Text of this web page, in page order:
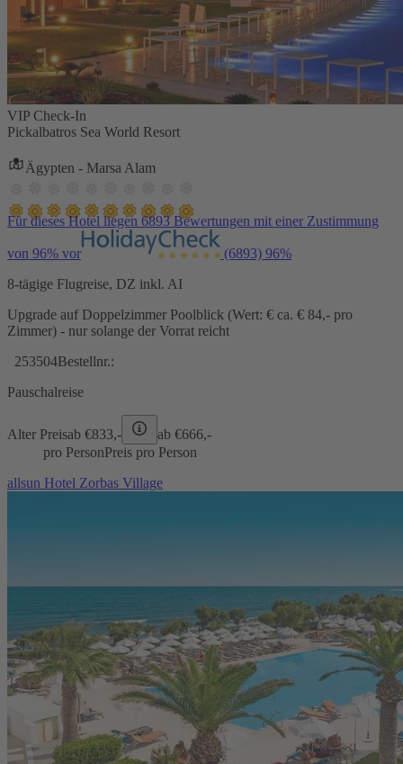
VIP Check-In
Pickalbatros Sea World Resort
Ägypten - Marsa Alam
Für dieses Hotel liegen 6893 Bewertungen mit einer Zustimmung
von 96% vor (6893) 96%
8-tägige Flugreise, DZ inkl. AI
Upgrade auf Doppelzimmer Poolblick (Wert: € ca. € 84,- pro
Zimmer) - nur solange der Vorrat reicht
253504Bestellnr.:
Pauschalreise
Alter Preisab €833,- ab €666,-
pro PersonPreis pro Person
allsun Hotel Zorbas Village